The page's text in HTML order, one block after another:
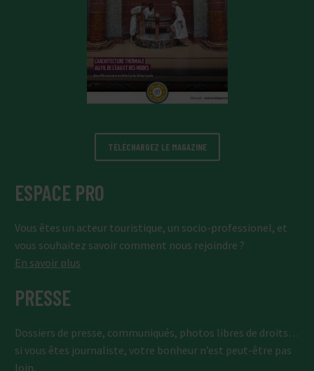
TÉLÉCHARGEZ LE MAGAZINE
ESPACE PRO
Vous êtes un acteur touristique, un socio-professionel, et
vous souhaitez savoir comment nous rejoindre ?
En savoir plus
PRESSE
Dossiers de presse, communiqués, photos libres de droits…
si vous êtes journaliste, votre bonheur n’est peut-être pas
loin.